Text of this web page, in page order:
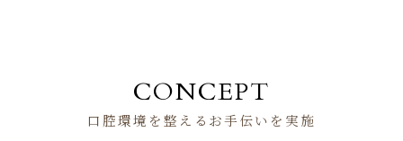
口腔環境を整えるお手伝いを実施
CONCEPT